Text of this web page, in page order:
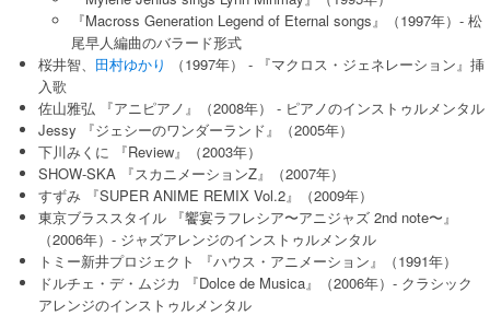
『Macross Generation Legend of Eternal songs』（1997年）- 松
尾早人編曲のバラード形式
桜井智、 田村ゆかり
（1997年） - 『マクロス・ジェネレーション』挿
入歌
佐山雅弘 『アニピアノ』（2008年） - ピアノのインストゥルメンタル
Jessy 『ジェシーのワンダーランド』（2005年）
下川みくに 『Review』（2003年）
SHOW-SKA 『スカニメーションZ』（2007年）
すずみ 『SUPER ANIME REMIX Vol.2』（2009年）
東京ブラススタイル 『饗宴ラフレシア〜アニジャズ 2nd note〜』
（2006年）- ジャズアレンジのインストゥルメンタル
トミー新井プロジェクト 『ハウス・アニメーション』（1991年）
ドルチェ・デ・ムジカ 『Dolce de Musica』（2006年）- クラシック
アレンジのインストゥルメンタル